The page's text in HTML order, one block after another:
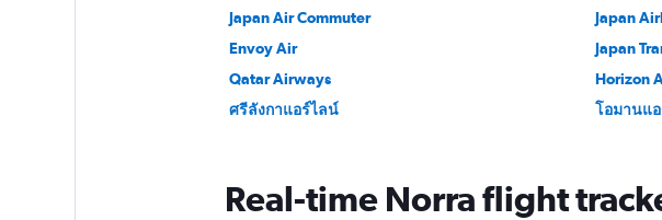
Japan Air Commuter
Japan
Envoy Air
Japan
Qatar Airways
Horizon
ศรีลังกาแอร์ไลน์
โอมานแ
Real-time Norra flight